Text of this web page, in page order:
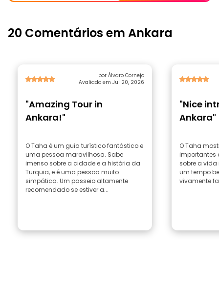
20 Comentários em Ankara
por Álvaro Cornejo
Avaliado em Jul 20, 2026
"Amazing Tour in
Ankara!"
O Taha é um guia turístico fantástico e
uma pessoa maravilhosa. Sabe
imenso sobre a cidade e a história da
Turquia, e é uma pessoa muito
simpática. Um passeio altamente
recomendado se estiver a...
"Nice
Ankara"
O Taha
importantes
sobre a vida
um tempo
vivamente